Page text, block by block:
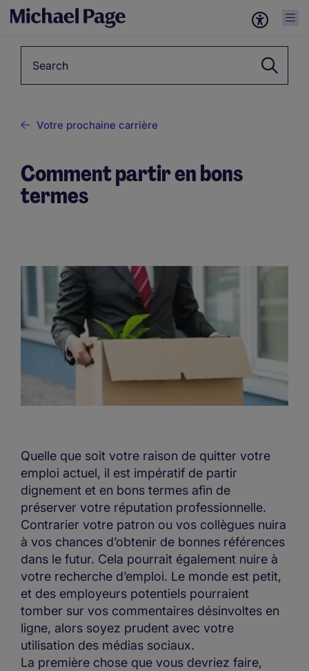
Votre prochaine carrière
Comment partir en bons
termes
Quelle que soit votre raison de quitter votre
emploi actuel, il est impératif de partir
dignement et en bons termes afin de
préserver votre réputation professionnelle.
Contrarier votre patron ou vos collègues nuira
à vos chances d’obtenir de bonnes références
dans le futur. Cela pourrait également nuire à
votre recherche d’emploi. Le monde est petit,
et des employeurs potentiels pourraient
tomber sur vos commentaires désinvoltes en
ligne, alors soyez prudent avec votre
utilisation des médias sociaux.
La première chose que vous devriez faire,